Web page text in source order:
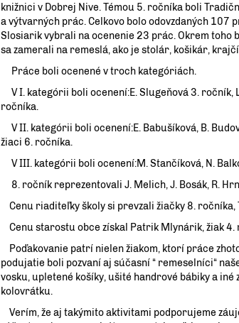
knižnici v Dobrej Nive. Témou 5. ročníka boli
a výtvarných prác. Celkovo bolo odovzdaných 107
Slosiarik vybrali na ocenenie 23 prác. Okrem toho
sa zamerali na remeslá, ako je stolár, košikár,
Práce boli ocenené v troch kategóriách.
V I. kategórii boli ocenení:E. Slugeňová 3. ročník,
ročníka.
V II. kategórii boli ocenení:E. Babušíková, B.
žiaci 6. ročníka.
V III. kategórii boli ocenení:M. Stančíková, N.
8. ročník reprezentovali J. Melich, J. Bosák, R.
Cenu riaditeľky školy si prevzali žiačky 8. ročníka,
Cenu starostu obce získal Patrik Mlynárik, žiak 4.
Poďakovanie patrí nielen žiakom, ktorí práce
podujatie boli pozvaní aj súčasní “ remeselníci“
vosku, upletené košíky, ušité handrové bábiky a
kolovrátku.
Verím, že aj takýmito aktivitami podporujeme